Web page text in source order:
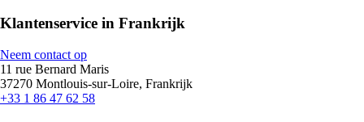
Klantenservice in Frankrijk
Neem contact op
11 rue Bernard Maris
37270 Montlouis-sur-Loire, Frankrijk
+33 1 86 47 62 58